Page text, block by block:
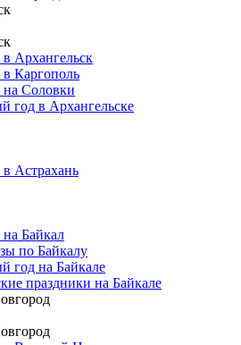
Архангельск
Каргополь
Соловки
год в Архангельске
Астрахань
Байкал
по Байкалу
год на Байкале
праздники на Байкале